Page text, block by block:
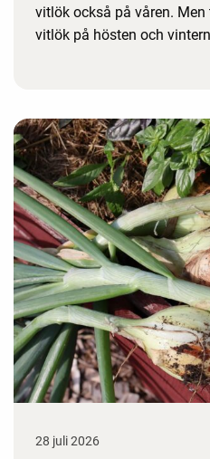
vitlök också på våren.
vitlök på hösten och
28 juli 2026